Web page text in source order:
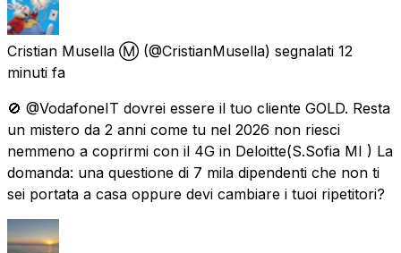
Cristian Musella Ⓜ️ (@CristianMusella) segnalati 12
minuti fa
🚫 @VodafoneIT dovrei essere il tuo cliente GOLD. Resta
un mistero da 2 anni come tu nel 2026 non riesci
nemmeno a coprirmi con il 4G in Deloitte(S.Sofia MI ) La
domanda: una questione di 7 mila dipendenti che non ti
sei portata a casa oppure devi cambiare i tuoi ripetitori?